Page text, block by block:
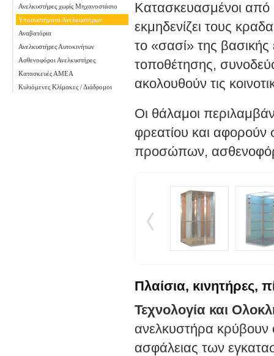
Ανελκυστήρες χωρίς Μηχανοστάσιο
Υποσυστήματα Ανελκυστήρων
Αναβατόρια
Ανελκυστήρες Αυτοκινήτων
Ασθενοφόροι Ανελκυστήρες
Κατασκευές ΑΜΕΑ
Κυλιόμενες Κλίμακες / Διάδρομοι
Κατασκευασμένοι από
εκμηδενίζει τους
το «σασί» της βασικής
τοποθέτησης,
ακολου­θούν τις
Οι θάλαμοι
φρεατίου και
προσώπων,
Πλαίσια, κινητήρες,
Τεχνολογία και
ανελκυστήρα κρύβουν
ασφάλειας των